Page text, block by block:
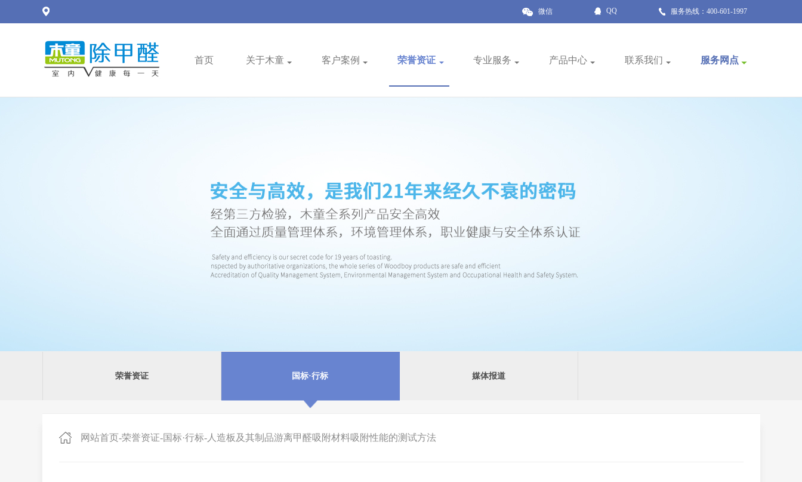
微信 QQ 服务热线：400-601-1997
首页 关于木童 客户案例 荣誉资证 专业服务 产品中心 联系我们 服务网点
荣誉资证 国标·行标 媒体报道
网站首页-荣誉资证-国标·行标-人造板及其制品游离甲醛吸附材料吸附性能的测试方法